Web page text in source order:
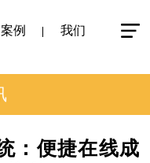
案例 我们
：便捷在线成